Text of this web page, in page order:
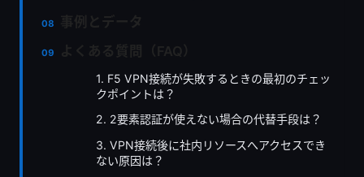
1. F5 VPN接続が失敗するときの最初のチェッ
クポイントは？
2. 2要素認証が使えない場合の代替手段は？
3. VPN接続後に社内リソースへアクセスでき
ない原因は？